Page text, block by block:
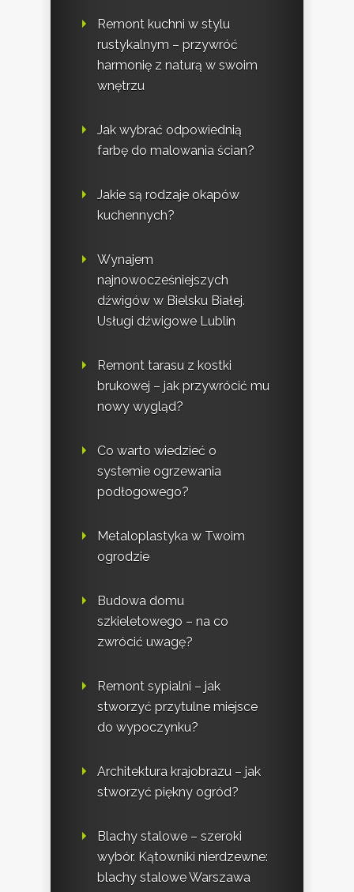
Remont kuchni w stylu
rustykalnym – przywróć
harmonię z naturą w swoim
wnętrzu
Jak wybrać odpowiednią
farbę do malowania ścian?
Jakie są rodzaje okapów
kuchennych?
Wynajem
najnowocześniejszych
dźwigów w Bielsku Białej.
Usługi dźwigowe Lublin
Remont tarasu z kostki
brukowej – jak przywrócić mu
nowy wygląd?
Co warto wiedzieć o
systemie ogrzewania
podłogowego?
Metaloplastyka w Twoim
ogrodzie
Budowa domu
szkieletowego – na co
zwrócić uwagę?
Remont sypialni – jak
stworzyć przytulne miejsce
do wypoczynku?
Architektura krajobrazu – jak
stworzyć piękny ogród?
Blachy stalowe – szeroki
wybór. Kątowniki nierdzewne:
blachy stalowe Warszawa